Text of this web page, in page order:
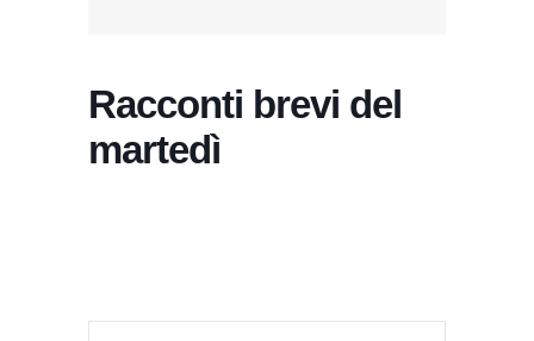
Racconti brevi del
martedì